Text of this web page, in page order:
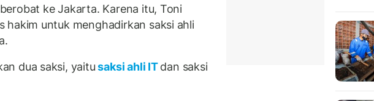
ke Jakarta. Karena itu, Toni
hakim untuk menghadirkan saksi ahli
dua saksi, yaitusaksi ahli ITdan saksi